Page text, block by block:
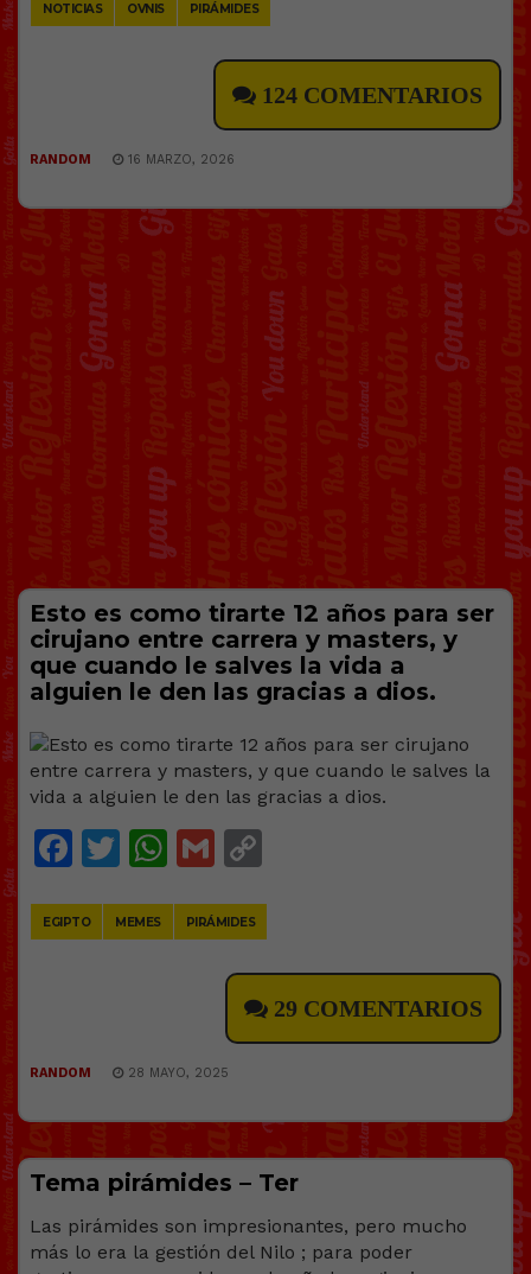
NOTICIAS OVNIS PIRÁMIDES
124 COMENTARIOS
RANDOM 16 MARZO, 2026
Esto es como tirarte 12 años para ser
cirujano entre carrera y masters, y
que cuando le salves la vida a
alguien le den las gracias a dios.
Facebook
Twitter
WhatsApp
Gmail
EGIPTO MEMES PIRÁMIDES
29 COMENTARIOS
RANDOM 28 MAYO, 2025
Tema pirámides – Ter
Las pirámides son impresionantes, pero mucho
más lo era la gestión del Nilo ; para poder